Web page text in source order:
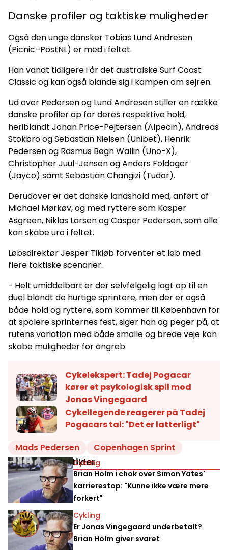
Danske profiler og taktiske muligheder
Også den unge dansker Tobias Lund Andresen
(Picnic–PostNL) er med i feltet.
Han vandt tidligere i år det australske Surf Coast
Classic og kan også blande sig i kampen om sejren.
Ud over Pedersen og Lund Andresen stiller en række
danske profiler op for deres respektive hold,
heriblandt Johan Price-Pejtersen (Alpecin), Andreas
Stokbro og Sebastian Nielsen (Unibet), Henrik
Pedersen og Rasmus Bøgh Wallin (Uno-X),
Christopher Juul-Jensen og Anders Foldager
(Jayco) samt Sebastian Changizi (Tudor).
Derudover er det danske landshold med, anført af
Michael Mørkøv, og med ryttere som Kasper
Asgreen, Niklas Larsen og Casper Pedersen, som alle
kan skabe uro i feltet.
Løbsdirektør Jesper Tikiøb forventer et løb med
flere taktiske scenarier.
- Helt umiddelbart er der selvfølgelig lagt op til en
duel blandt de hurtige sprintere, men der er også
både hold og ryttere, som kommer til København for
at spolere sprinternes fest, siger han og peger på, at
rutens variation med både smalle og brede veje kan
skabe muligheder for angreb.
Cykelekspert: Tadej Pogacar
kører et psykologisk spil mod
Jonas Vingegaard
Cykellegende reagerer på Tadej
Pogacars tal: "Det er latterligt"
Mads Pedersen
Copenhagen Sprint
Relaterede artikler
Cykling
Brian Holm i chok over Simon Yates'
karrierestop: "Kunne ikke være mere
forkert"
Cykling
Er Jonas Vingegaard underbetalt?
Brian Holm giver svaret